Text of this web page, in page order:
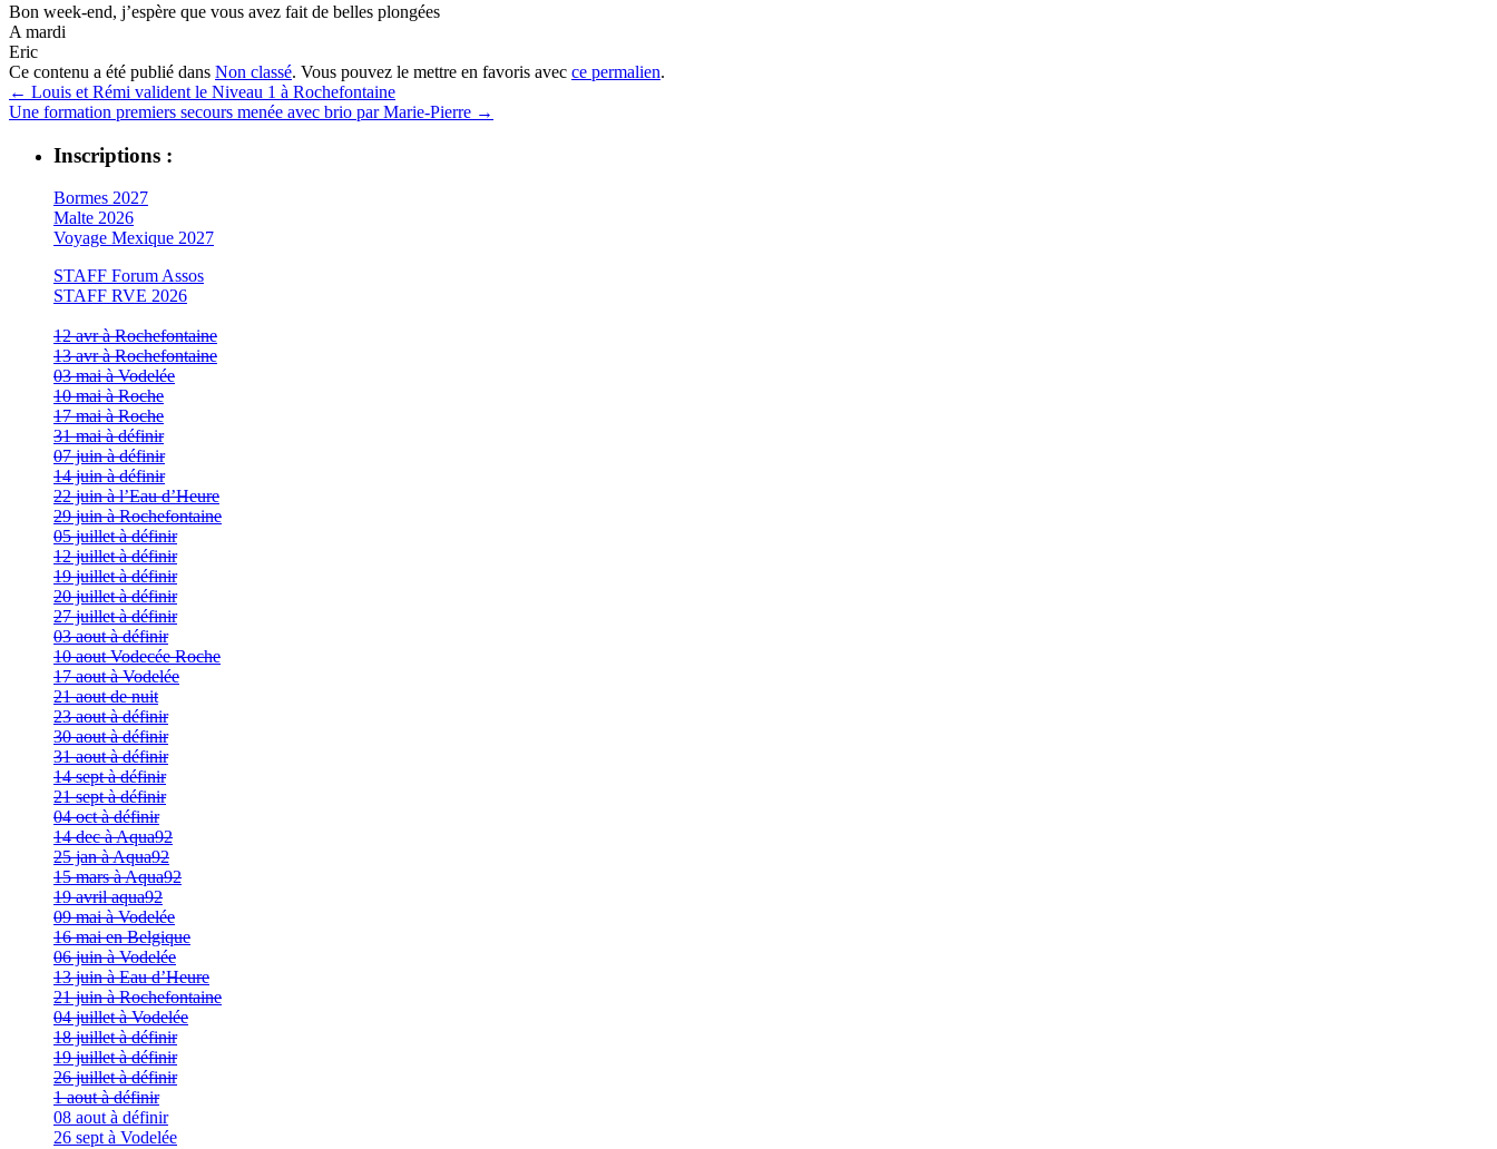
Bon week-end, j’espère que vous avez fait de belles plongées
A mardi
Eric
Ce contenu a été publié dans Non classé. Vous pouvez le mettre en favoris avec ce permalien.
← Louis et Rémi valident le Niveau 1 à Rochefontaine
Une formation premiers secours menée avec brio par Marie-Pierre →
Inscriptions :
Bormes 2027
Malte 2026
Voyage Mexique 2027
STAFF Forum Assos
STAFF RVE 2026
12 avr à Rochefontaine
13 avr à Rochefontaine
03 mai à Vodelée
10 mai à Roche
17 mai à Roche
31 mai à définir
07 juin à définir
14 juin à définir
22 juin à l’Eau d’Heure
29 juin à Rochefontaine
05 juillet à définir
12 juillet à définir
19 juillet à définir
20 juillet à définir
27 juillet à définir
03 aout à définir
10 aout Vodecée Roche
17 aout à Vodelée
21 aout de nuit
23 aout à définir
30 aout à définir
31 aout à définir
14 sept à définir
21 sept à définir
04 oct à définir
14 dec à Aqua92
25 jan à Aqua92
15 mars à Aqua92
19 avril aqua92
09 mai à Vodelée
16 mai en Belgique
06 juin à Vodelée
13 juin à Eau d’Heure
21 juin à Rochefontaine
04 juillet à Vodelée
18 juillet à définir
19 juillet à définir
26 juillet à définir
1 aout à définir
08 aout à définir
26 sept à Vodelée